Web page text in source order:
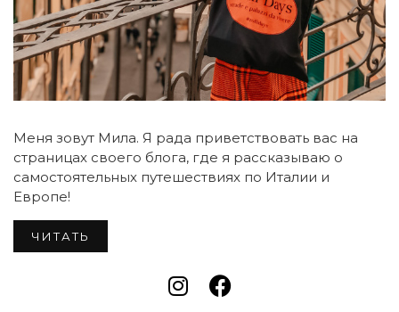
Меня зовут Мила. Я рада приветствовать вас на
страницах своего блога, где я рассказываю о
самостоятельных путешествиях по Италии и
Европе!
ЧИТАТЬ